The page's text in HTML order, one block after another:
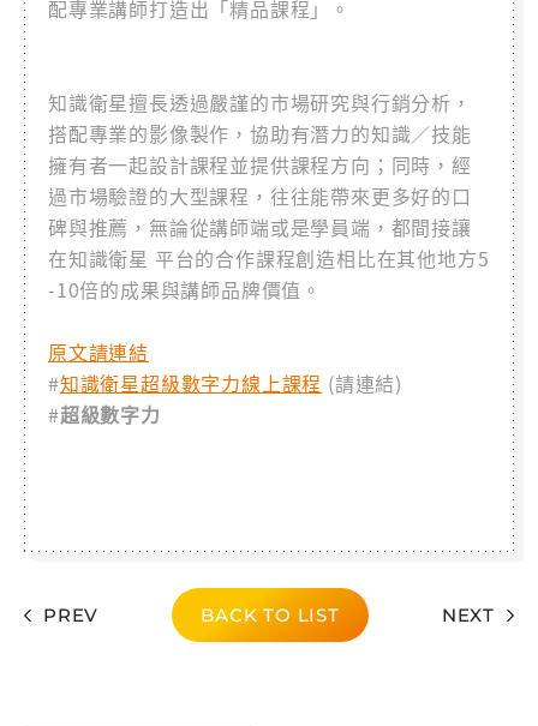
配專業講師打造出「精品課程」。
知識衛星擅長透過嚴謹的市場研究與行銷分析，
搭配專業的影像製作，協助有潛力的知識／技能
擁有者一起設計課程並提供課程方向；同時，經
過市場驗證的大型課程，往往能帶來更多好的口
碑與推薦，無論從講師端或是學員端，都間接讓
在知識衛星 平台的合作課程創造相比在其他地方5
-10倍的成果與講師品牌價值。
原文請連結
#知識衛星超級數字力線上課程 (請連結)
#超級數字力
PREV BACK TO LIST NEXT